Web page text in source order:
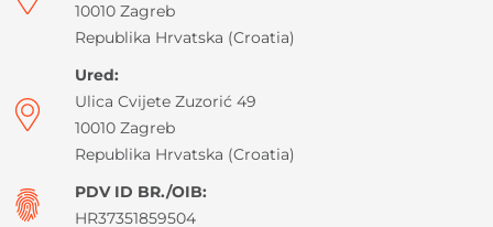
10010 Zagreb
Republika Hrvatska (Croatia)
Ured:
Ulica Cvijete Zuzorić 49
10010 Zagreb
Republika Hrvatska (Croatia)
PDV ID BR./OIB:
HR37351859504